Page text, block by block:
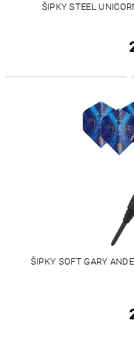
ŠIPKY STEEL
ŠIPKY SOFT GARY